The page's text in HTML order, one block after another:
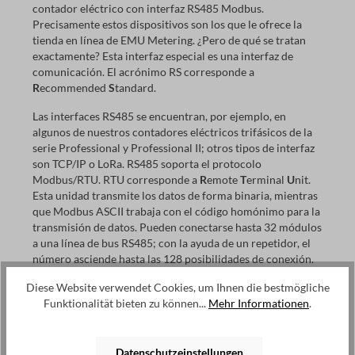
buena visibilidad de las cifras. Configuración La
configuración en el EMU Professional II se efectúa
vía las teclas sensibles al tacto. Salida de impulsos S0
El contador eléctrico trifásico EMU Professional II
dispone de una salida de impulsos S0 configurable
para energía activa o reactiva Configuración de
120 ms Salida de impulsosS0 para energía activa de
referencia Energía reactiva de referencia
contador eléctrico con interfaz RS485 Modbus.
Precisamente estos dispositivos son los que le ofrece la
tienda en línea de EMU Metering. ¿Pero de qué se tratan
exactamente? Esta interfaz especial es una interfaz de
comunicación. El acrónimo RS corresponde a
Recommended Standard.
Las interfaces RS485 se encuentran, por ejemplo, en
algunos de nuestros contadores eléctricos trifásicos de la
serie Professional y Professional II; otros tipos de interfaz
son TCP/IP o LoRa. RS485 soporta el protocolo
Modbus/RTU. RTU corresponde a RemoteTerminal Unit.
Esta unidad transmite los datos de forma binaria, mientras
que Modbus ASCII trabaja con el código homónimo para la
transmisión de datos. Pueden conectarse hasta 32 módulos
a una línea de bus RS485; con la ayuda de un repetidor, el
número asciende hasta las 128 posibilidades de conexión.
RS485 Modbus!
No, el RS485 es un estándar de transferencia de datos para
Diese Website verwendet Cookies, um Ihnen die bestmögliche
Funktionalität bieten zu können... Mehr Informationen.
Datenschutzeinstellungen